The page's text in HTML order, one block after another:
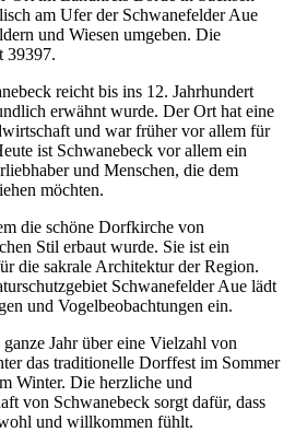
am Ufer der Schwanefelder Aue
und Wiesen umgeben. Die
39397.
reicht bis ins 12. Jahrhundert
erwähnt wurde. Der Ort hat eine
und war früher vor allem für
ist Schwanebeck vor allem ein
und Menschen, die dem
möchten.
die schöne Dorfkirche von
Stil erbaut wurde. Sie ist ein
die sakrale Architektur der Region.
Schwanefelder Aue lädt
und Vogelbeobachtungen ein.
Jahr über eine Vielzahl von
das traditionelle Dorffest im Sommer
Winter. Die herzliche und
von Schwanebeck sorgt dafür, dass
und willkommen fühlt.